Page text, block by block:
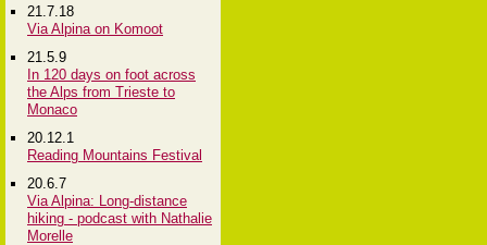
21.7.18
Via Alpina on Komoot
21.5.9
In 120 days on foot across
the Alps from Trieste to
Monaco
20.12.1
Reading Mountains Festival
20.6.7
Via Alpina: Long-distance
hiking - podcast with Nathalie
Morelle